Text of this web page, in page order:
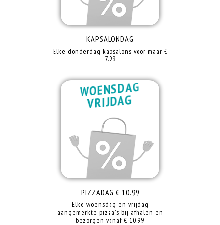
KAPSALONDAG
Elke donderdag kapsalons voor maar €
7.99
WOENSDAG
VRIJDAG
PIZZADAG € 10.99
Elke woensdag en vrijdag
aangemerkte pizza's bij afhalen en
bezorgen vanaf € 10.99